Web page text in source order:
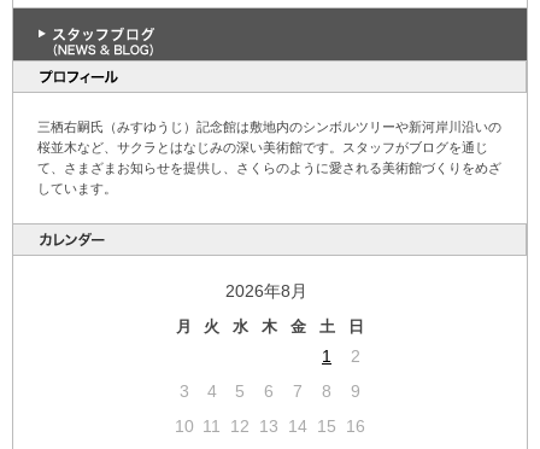
三栖右嗣氏（みすゆうじ）記念館は敷地内のシンボルツリーや新河岸川沿いの
桜並木など、サクラとはなじみの深い美術館です。スタッフがブログを通じ
て、さまざまお知らせを提供し、さくらのように愛される美術館づくりをめざ
しています。
2026年8月
月 火 水 木 金 土 日
1
2
3
4 5 6 7 8
9
10 11 12 13 14 15
16